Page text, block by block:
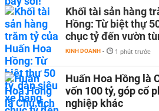
Khối tài sản hàng
Hồng: Từ biệt thự
chục tỷ đến vườn
KINH DOANH - 1 phút trước
Huấn Hoa Hồng là
vốn 100 tỷ, góp cổ
nghiệp khác